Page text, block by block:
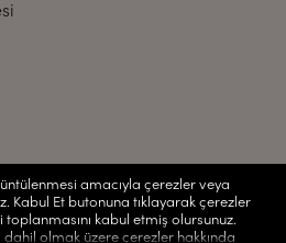
amacıyla çerezler veya
Kabul Et butonuna tıklayarak çerezler
kabul etmiş olursunuz.
dahil olmak üzere çerezler hakkında
TİCARET ANONİM ŞİRKETİ, Ayazağa
No: 21D, İç Kapı No: 45, Sarıyer /